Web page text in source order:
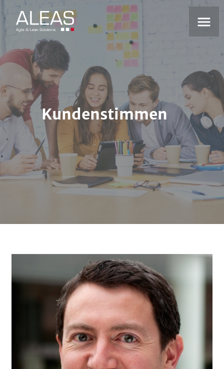
Kundenstimmen